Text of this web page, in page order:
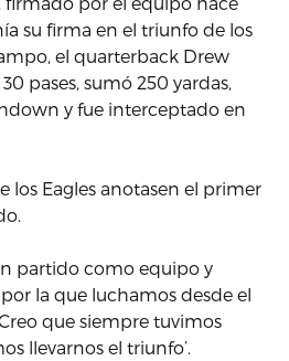
su firma en el triunfo de los
el quarterback Drew
pases, sumó 250 yardas,
y fue interceptado en
los Eagles anotasen el primer
partido como equipo y
la que luchamos desde el
que siempre tuvimos
llevarnos el triunfo’.